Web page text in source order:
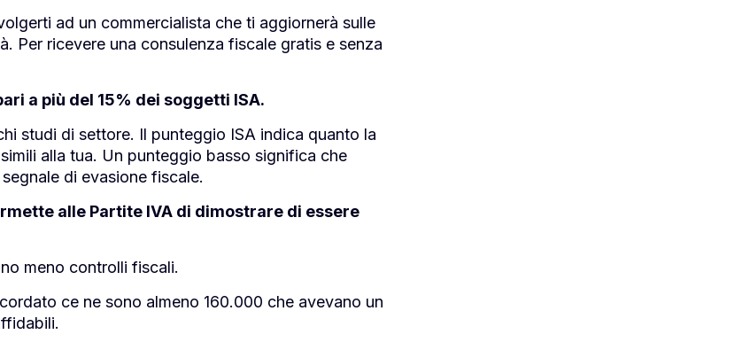
ad un commercialista che ti aggiornerà sulle
Per ricevere una consulenza fiscale gratis e senza
a più del 15% dei soggetti ISA.
studi di settore. Il punteggio ISA indica quanto la
alla tua. Un punteggio basso significa che
di evasione fiscale.
alle Partite IVA di dimostrare di essere
meno controlli fiscali.
ce ne sono almeno 160.000 che avevano un